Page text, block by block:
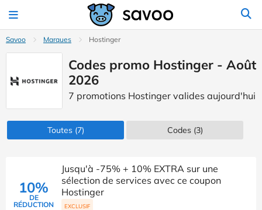
Savoo Marques Hostinger
Codes promo Hostinger - Août
2026
7 promotions Hostinger valides aujourd'hui
Toutes(7) Codes(3)
10%
DE
RÉDUCTION
Jusqu'à -75% + 10% EXTRA sur une
sélection de services avec ce coupon
Hostinger
EXCLUSIF